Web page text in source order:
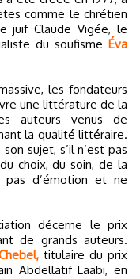
comme le chrétien
juif Claude Vigée, le
du soufisme Éva
les fondateurs
une littérature de la
auteurs venus de
la qualité littéraire.
sujet, s’il n’est pas
choix, du soin, de la
pas d’émotion et ne
décerne le prix
de grands auteurs.
titulaire du prix
Abdellatif Laabi, en